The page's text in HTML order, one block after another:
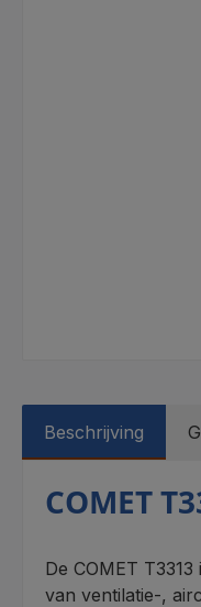
Beschrijving
COMET
De COMET
van ventilatie-,